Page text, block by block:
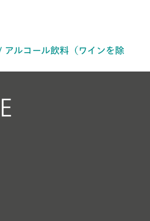
アルコール飲料（ワインを除